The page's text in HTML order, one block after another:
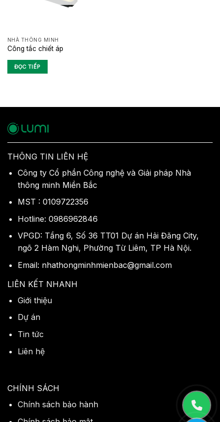
NHÀ THÔNG MINH
Công tắc chiết áp
ĐỌC TIẾP
THÔNG TIN LIÊN HỆ
Công ty Cổ phần Công nghệ và Giải pháp Nhà
thông minh Miền Bắc
MST : 0109722356
Hotline: 0986962846
VPGD: Tầng 6, Số 36 TT01 Dự án Hải Đăng City,
ngõ 2 Hàm Nghi, Phường Từ Liêm, TP Hà Nội.
Email: nhathongminhmienbac@gmail.com
LIÊN KẾT NHANH
Giới thiệu
Dự án
Tin tức
Liên hệ
CHÍNH SÁCH
Chính sách bảo hành